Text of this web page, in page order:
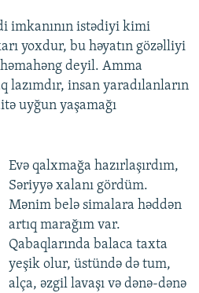
imkanının istədiyi kimi
yoxdur, bu həyatın gözəlliyi
deyil. Amma
lazımdır, insan yaradılanların
uyğun yaşamağı
Evə qalxmağa hazırlaşırdım,
Səriyyə xalanı gördüm.
Mənim belə simalara həddən
artıq marağım var.
Qabaqlarında balaca taxta
yeşik olur, üstündə də tum,
alça, əzgil lavaşı və dənə-dənə